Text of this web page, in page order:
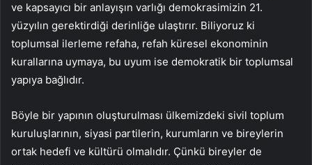
ve kapsayıcı bir anlayışın varlığı demokrasimizin 21.
yüzyılın gerektirdiği derinliğe ulaştırır. Biliyoruz ki
toplumsal ilerleme refaha, refah küresel ekonominin
kurallarına uymaya, bu uyum ise demokratik bir toplumsal
yapıya bağlıdır.
Böyle bir yapının oluşturulması ülkemizdeki sivil toplum
kuruluşlarının, siyasi partilerin, kurumların ve bireylerin
ortak hedefi ve kültürü olmalıdır. Çünkü bireyler de